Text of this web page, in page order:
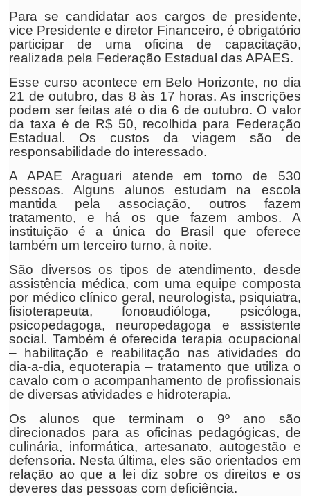
Para se candidatar aos cargos de presidente,
vice Presidente e diretor Financeiro, é obrigatório
participar de uma oficina de capacitação,
realizada pela Federação Estadual das APAES.
Esse curso acontece em Belo Horizonte, no dia
21 de outubro, das 8 às 17 horas. As inscrições
podem ser feitas até o dia 6 de outubro. O valor
da taxa é de R$ 50, recolhida para Federação
Estadual. Os custos da viagem são de
responsabilidade do interessado.
A APAE Araguari atende em torno de 530
pessoas. Alguns alunos estudam na escola
mantida pela associação, outros fazem
tratamento, e há os que fazem ambos. A
instituição é a única do Brasil que oferece
também um terceiro turno, à noite.
São diversos os tipos de atendimento, desde
assistência médica, com uma equipe composta
por médico clínico geral, neurologista, psiquiatra,
fisioterapeuta, fonoaudióloga, psicóloga,
psicopedagoga, neuropedagoga e assistente
social. Também é oferecida terapia ocupacional
– habilitação e reabilitação nas atividades do
dia-a-dia, equoterapia – tratamento que utiliza o
cavalo com o acompanhamento de profissionais
de diversas atividades e hidroterapia.
Os alunos que terminam o 9º ano são
direcionados para as oficinas pedagógicas, de
culinária, informática, artesanato, autogestão e
defensoria. Nesta última, eles são orientados em
relação ao que a lei diz sobre os direitos e os
deveres das pessoas com deficiência.